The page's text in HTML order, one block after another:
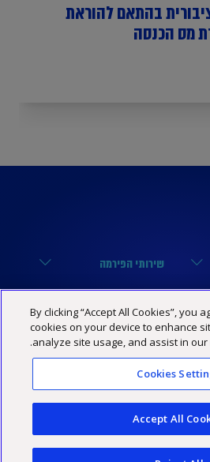
בהתאם להוראת
שירותי הפירמה
מערך הביקורת
מערך המיסים
מערך היעוץ
הסיפור שלנו
קריירה
הצהרת נגישות תנאי האתר
By clicking “Accept All Cookies”, you
cookies on your device to enhance
analyze site usage, and assist in
Cookies
Accept All